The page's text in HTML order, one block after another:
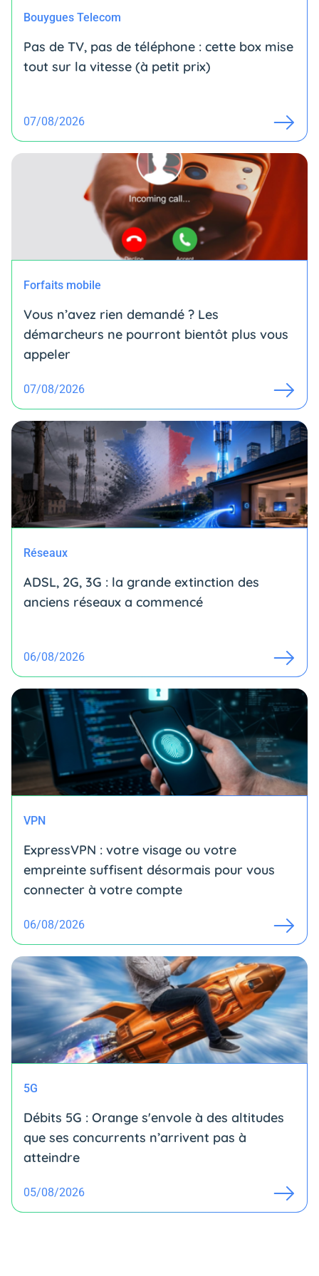
Bouygues Telecom
Pas de TV, pas de téléphone : cette box mise
tout sur la vitesse (à petit prix)
07/08/2026
Forfaits mobile
Vous n’avez rien demandé ? Les
démarcheurs ne pourront bientôt plus vous
appeler
07/08/2026
Réseaux
ADSL, 2G, 3G : la grande extinction des
anciens réseaux a commencé
06/08/2026
VPN
ExpressVPN : votre visage ou votre
empreinte suffisent désormais pour vous
connecter à votre compte
06/08/2026
5G
Débits 5G : Orange s'envole à des altitudes
que ses concurrents n’arrivent pas à
atteindre
05/08/2026